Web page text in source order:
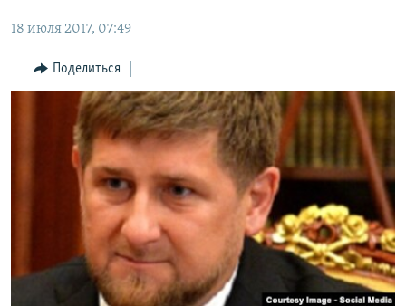
Вернутся
поискуЎЗБЕКЧА
TÜRKMENÇE
ПОДПИШИТЕСЬ НА НАС В СОЦСЕТЯХ
Все сайты РСЕ/РС
18 июля 2017, 07:49
Поделиться